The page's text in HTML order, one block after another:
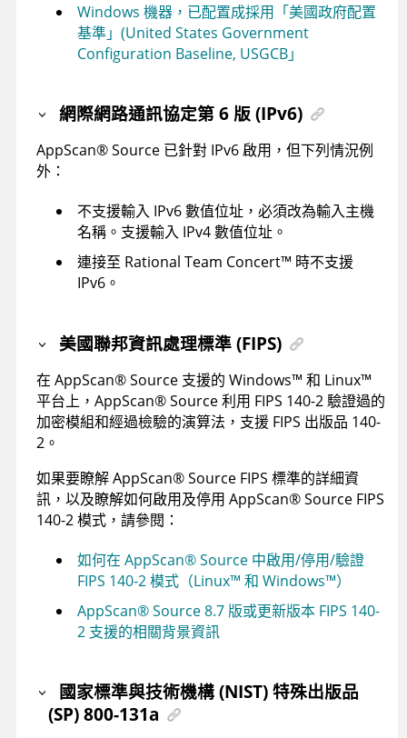
Windows 機器，已配置成採用「美國政府配置
基準」(United States Government
Configuration Baseline, USGCB」
網際網路通訊協定第 6 版 (IPv6)
AppScan®Source 已針對 IPv6 啟用，但下列情況例
外：
不支援輸入 IPv6 數值位址，必須改為輸入主機
名稱。支援輸入 IPv4 數值位址。
連接至 Rational Team Concert™ 時不支援
IPv6。
美國聯邦資訊處理標準 (FIPS)
在 AppScan®Source 支援的 Windows™ 和 Linux™
平台上， AppScan®Source利用 FIPS 140-2 驗證過的
加密模組和經過檢驗的演算法，支援 FIPS 出版品 140-
2。
如果要瞭解AppScan®Source FIPS 標準的詳細資
訊，以及瞭解如何啟用及停用 AppScan®Source FIPS
140-2 模式，請參閱：
如何在 AppScan®Source 中啟用/停用/驗證
FIPS 140-2 模式（Linux™ 和 Windows™）
AppScan®Source 8.7 版或更新版本 FIPS 140-
2 支援的相關背景資訊
國家標準與技術機構 (NIST) 特殊出版品
(SP) 800-131a